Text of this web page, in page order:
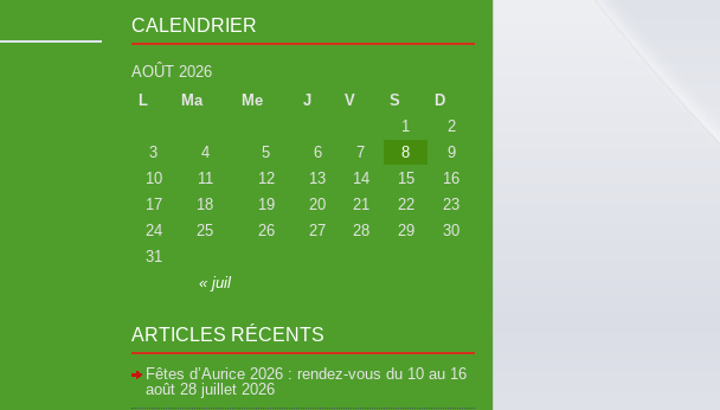
CALENDRIER
AOÛT 2026
L
Ma Me J V S D
« juil
1
2
3
4 5 6 7 8
9
10
11 12 13 14 15
16
17
18 19 20 21 22
23
24
25 26 27 28 29
30
31
ARTICLES RÉCENTS
Fêtes d’Aurice 2026 : rendez-vous du 10 au 16
août 28 juillet 2026